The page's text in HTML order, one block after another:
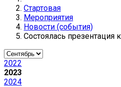
Стартовая
Мероприятия
Новости (события)
Состоялась презентация
2022
2023
2024